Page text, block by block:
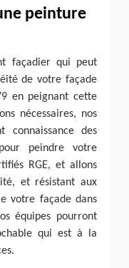
peinture
façadier qui peut
de votre façade
en peignant cette
nécessaires, nos
connaissance des
peindre votre
RGE, et allons
et résistant aux
votre façade dans
équipes pourront
qui est à la